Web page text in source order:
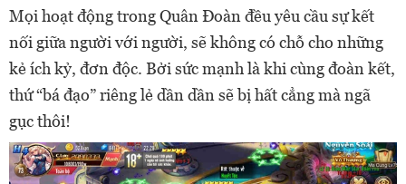
Mọi hoạt động trong Quân Đoàn đều yêu cầu sự kết
nối giữa người với người, sẽ không có chỗ cho những
kẻ ích kỷ, đơn độc. Bởi sức mạnh là khi cùng đoàn kết,
thứ “bá đạo” riêng lẻ dần dần sẽ bị hất cẳng mà ngã
gục thôi!